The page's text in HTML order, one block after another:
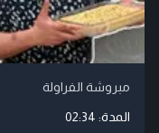
مبروشة الفراولة
المدة: 02:34